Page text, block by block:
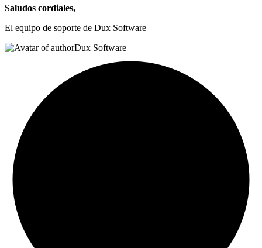
Saludos cordiales,
El equipo de soporte de Dux Software
Dux Software